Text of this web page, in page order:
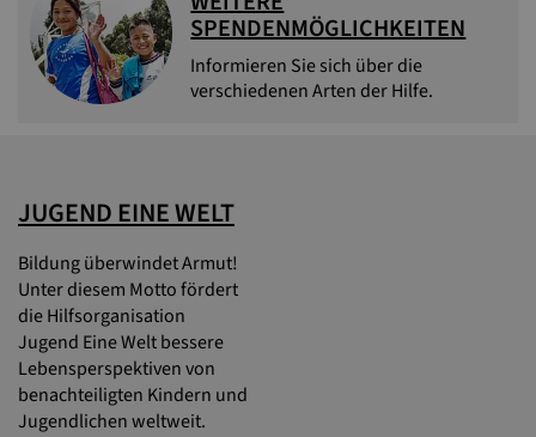
SPENDENMÖGLICHKEITEN
Informieren Sie sich über die
verschiedenen Arten der Hilfe.
JUGEND EINE WELT
Bildung überwindet Armut!
Unter diesem Motto fördert
die Hilfsorganisation
Jugend Eine Welt bessere
Lebensperspektiven von
benachteiligten Kindern und
Jugendlichen weltweit.